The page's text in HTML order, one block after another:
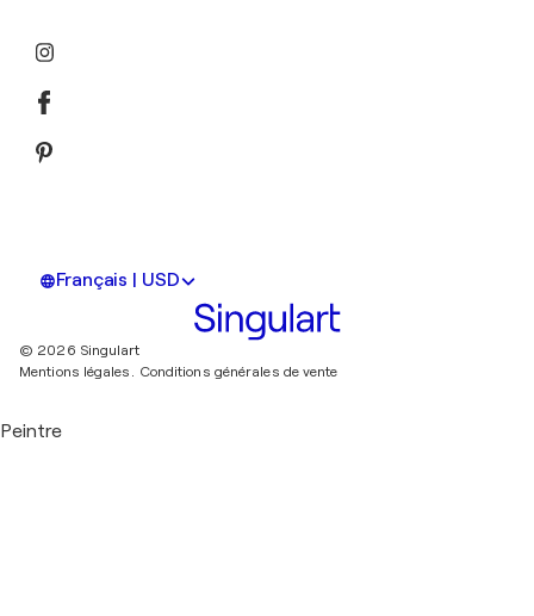
Français | USD
© 2026 Singulart
Mentions légales. Conditions générales de vente
Peintre